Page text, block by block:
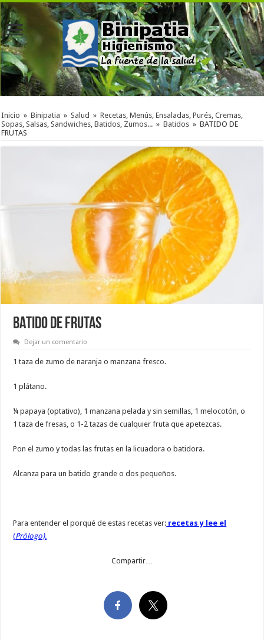
Inicio » Binipatia » Salud » Recetas, Menús, Ensaladas, Purés, Cremas,
Sopas, Salsas, Sandwiches, Batidos, Zumos... » Batidos » BATIDO DE
FRUTAS
BATIDO DE FRUTAS
Dejar un comentario
1 taza de zumo de naranja o manzana fresco.
1 plátano.
¼ papaya (optativo), 1 manzana pelada y sin semillas, 1 melocotón, o
1 taza de fresas, o 1-2 tazas de cualquier fruta que apetezcas.
Pon el zumo y todas las frutas en la licuadora o batidora.
Alcanza para un batido grande o dos pequeños.
Para entender el porqué de estas recetas ver: recetas y lee el
(Prólogo).
Compartir…